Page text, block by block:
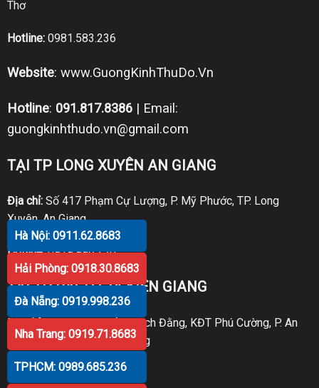
Thơ
Hotline: 0981.583.236
Website: www.GuongKinhThuDo.Vn
Hotline: 091.817.8386| Email:
guongkinhthudo.vn@gmail.com
TẠI TP LONG XUYÊN AN GIANG
Địa chỉ:Số 417 Phạm Cự Lượng, P. Mỹ Phước, TP. Long
Xuyên, An Giang
Hotline: 0919.998.236
TẠI TP RẠCH GIÁ KIÊN GIANG
Địa chỉ:P30 Căn 07 Trần Bạch Đằng, KĐT Phú Cường, P. An
Hòa, TP. Rạch Giá, Kiên Giang
Hotline: 0919.998.236
Hà Nội: 0911.62.8683
Hải Phòng: 0918.30.8683
Đà Nẵng: 0919.998.236
Nha Trang: 0919.71.8683
TPHCM: 0989.685.236